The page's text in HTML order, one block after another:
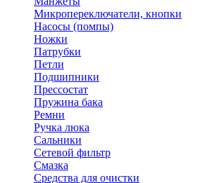
Микропереключатели, кнопки
Насосы (помпы)
Ножки
Патрубки
Петли
Подшипники
Прессостат
Пружина бака
Ремни
Ручка люка
Сальники
Сетевой фильтр
Смазка
Средства для очистки